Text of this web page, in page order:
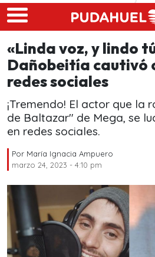
Skip to main content
«Linda voz, y lindo
Dañobeitía cautivó
redes sociales
¡Tremendo! El actor que la
de Baltazar" de Mega, se
en redes sociales.
Por María Ignacia Ampuero
marzo 24, 2023 - 4:10 pm